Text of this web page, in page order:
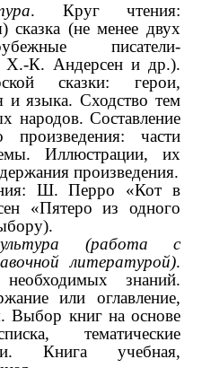
. Круг чтения:
сказка ‌(не менее двух
писатели-
Х.-К. Андерсен ‌и др.‌).
сказки: герои,
и языка. Сходство тем
народов. Составление
произведения: части
Иллюстрации, их
произведения.
Ш. Перро «Кот в
«Пятеро из одного
(работа с
литературой).
знаний.
или оглавление,
Выбор книг на основе
тематические
Книга учебная,